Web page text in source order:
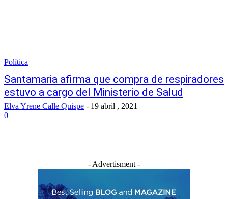
Política
Santamaria afirma que compra de respiradores
estuvo a cargo del Ministerio de Salud
Elva Yrene Calle Quispe - 19 abril , 2021
0
- Advertisment -